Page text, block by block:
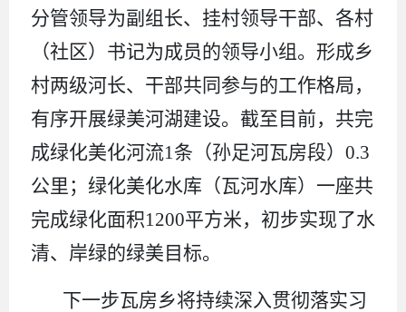
分管领导为副组长、挂村领导干部、各村
（社区）书记为成员的领导小组。形成乡
村两级河长、干部共同参与的工作格局，
有序开展绿美河湖建设。截至目前，共完
成绿化美化河流1 条（孙足河瓦房段） 0.3
公里；绿化美化水库（瓦河水库）一座共
完成绿化面积1200平方米，初步实现了水
清、岸绿的绿美目标。
下一步瓦房乡将持续深入贯彻落实习